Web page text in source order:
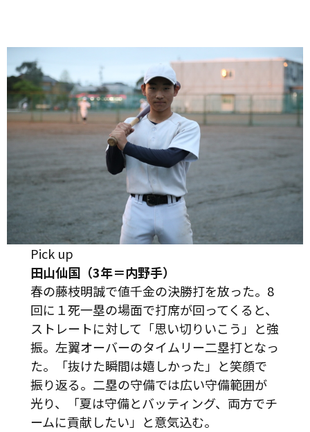
Pick up
田山仙国（3年＝内野手）
春の藤枝明誠で値千金の決勝打を放った。8
回に１死一塁の場面で打席が回ってくると、
ストレートに対して「思い切りいこう」と強
振。左翼オーバーのタイムリー二塁打となっ
た。「抜けた瞬間は嬉しかった」と笑顔で
振り返る。二塁の守備では広い守備範囲が
光り、「夏は守備とバッティング、両方でチ
ームに貢献したい」と意気込む。